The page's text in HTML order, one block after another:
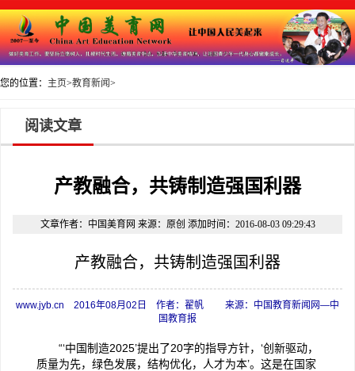
您的位置： 主页>教育新闻>
阅读文章
产教融合，共铸制造强国利器
文章作者：中国美育网 来源：原创 添加时间：2016-08-03 09:29:43
产教融合，共铸制造强国利器
www.jyb.cn 2016年08月02日 作者：翟帆 来源：中国教育新闻网—中
国教育报
“‘中国制造2025’提出了20字的指导方针，‘创新驱动，
质量为先，绿色发展，结构优化，人才为本’。这是在国家